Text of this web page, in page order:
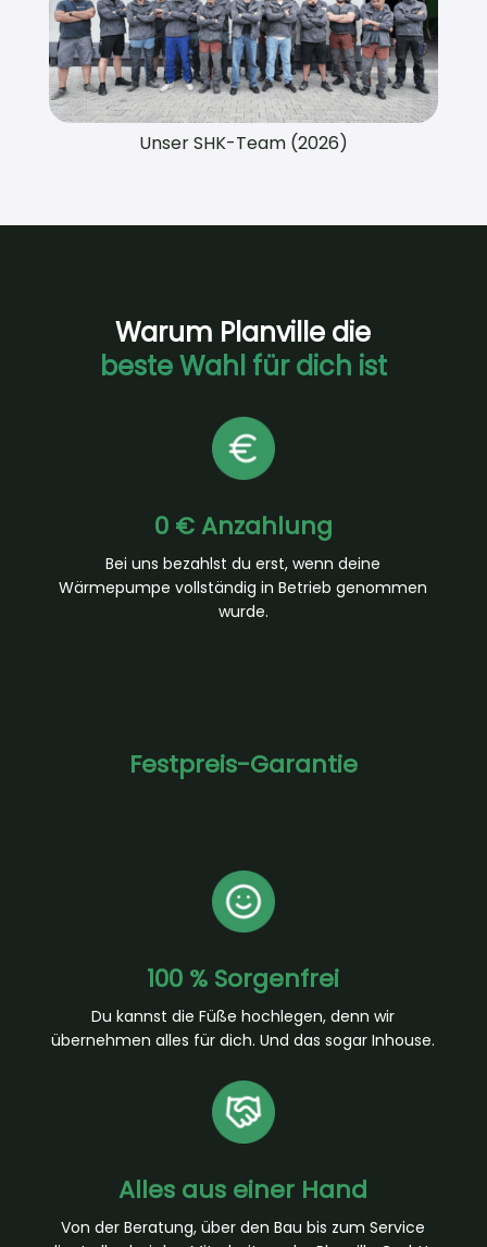
Unser SHK-Team (2026)
Warum Planville die
beste Wahl für dich ist
0 € Anzahlung
Bei uns bezahlst du erst, wenn deine
Wärmepumpe vollständig in Betrieb genommen
wurde.
Festpreis-Garantie
100 % Sorgenfrei
Du kannst die Füße hochlegen, denn wir
übernehmen alles für dich. Und das sogar Inhouse.
Alles aus einer Hand
Von der Beratung, über den Bau bis zum Service